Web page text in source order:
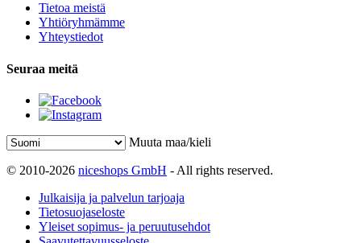
Tietoa meistä
Yhtiöryhmämme
Yhteystiedot
Seuraa meitä
Muuta maa/kieli
© 2010-2026 niceshops GmbH - All rights reserved.
Julkaisija ja palvelun tarjoaja
Tietosuojaseloste
Yleiset sopimus- ja peruutusehdot